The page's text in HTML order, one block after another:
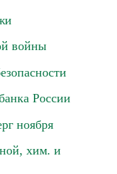
войны
России
ноября
хим. и